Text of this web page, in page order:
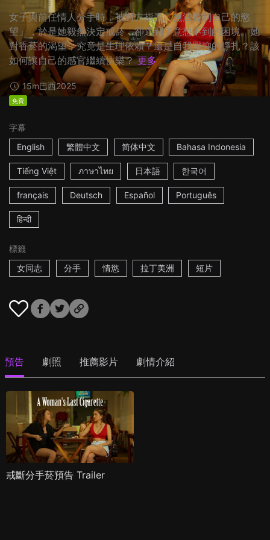
女子與前任情人分手時，被對方指責「無法控制自己的慾
望」，於是她毅然決定戒菸，卻遇到了意想不到的困境。她
對香菸的渴望，究竟是生理依賴？還是自我壓抑的掙扎？該
如何讓自己的感官繼續快樂？ 更多
15m巴西2025
免費
字幕
English
繁體中文 简体中文 Bahasa Indonesia
Tiếng Việt ภาษาไทย 日本語 한국어
français Deutsch Español Português
हिन्दी
標籤
女同志
分手 情慾 拉丁美洲 短片
預告 劇照 推薦影片 劇情介紹
戒斷分手菸預告 Trailer